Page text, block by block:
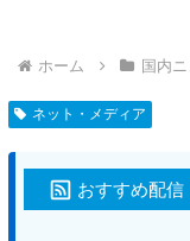
ホーム 国内
ネット・メディア
おすすめ配信